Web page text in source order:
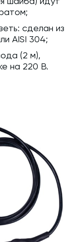
сделан из
AISI 304;
(2 м),
на 220 В.